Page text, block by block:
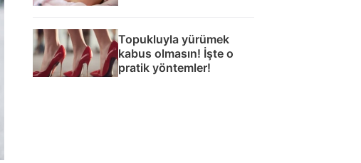
Topukluyla yürümek
kabus olmasın! İşte o
pratik yöntemler!